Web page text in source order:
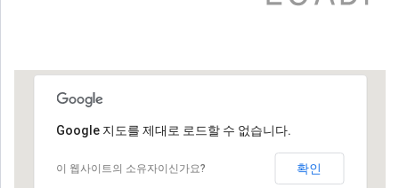
Google 지도를 제대로 로드할 수 없습니다.
이 웹사이트의 소유자이신가요? 확인